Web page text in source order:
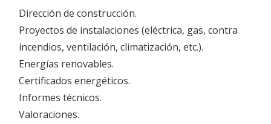
Dirección de construcción.
Proyectos de instalaciones (eléctrica, gas, contra
incendios, ventilación, climatización, etc.).
Energías renovables.
Certificados energéticos.
Informes técnicos.
Valoraciones.